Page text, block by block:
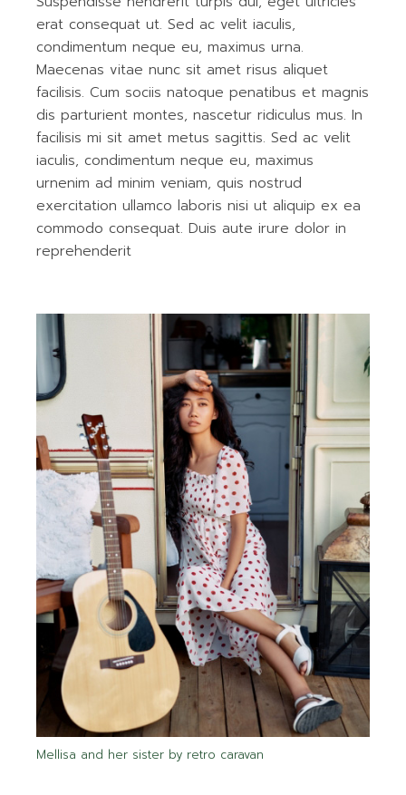
erat consequat ut. Sed ac velit iaculis,
condimentum neque eu, maximus urna.
Maecenas vitae nunc sit amet risus aliquet
facilisis. Cum sociis natoque penatibus et magnis
dis parturient montes, nascetur ridiculus mus. In
facilisis mi sit amet metus sagittis. Sed ac velit
iaculis, condimentum neque eu, maximus
urnenim ad minim veniam, quis nostrud
exercitation ullamco laboris nisi ut aliquip ex ea
commodo consequat. Duis aute irure dolor in
reprehenderit
Mellisa and her sister by retro caravan